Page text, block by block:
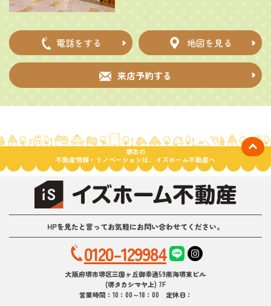
電話をする 地図を見る
来店予約する
堺市の
不動産情報・リノベーションは、イズホーム不動産へ
HPを見たと言ってお気軽にお問い合わせてください。
0120-129984
大阪府堺市堺区三国ヶ丘御幸通59南海堺東ビル
(堺タカシマヤ上) 7F
営業時間：10：00～18：00 定休日：